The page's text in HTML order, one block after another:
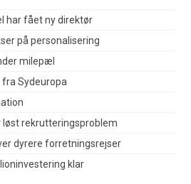
har fået ny direktør
på personalisering
milepæl
Sydeuropa
løst rekrutteringsproblem
dyrere forretningsrejser
klar